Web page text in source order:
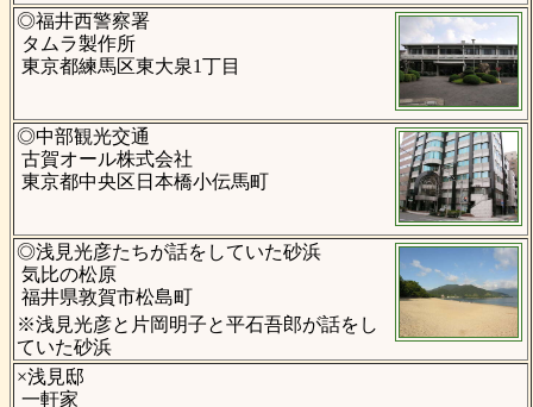
◎福井西警察署
タムラ製作所
東京都練馬区東大泉1丁目
◎中部観光交通
古賀オール株式会社
東京都中央区日本橋小伝馬町
◎浅見光彦たちが話をしていた砂浜
気比の松原
福井県敦賀市松島町
※浅見光彦と片岡明子と平石吾郎が話をし
ていた砂浜
×浅見邸
一軒家